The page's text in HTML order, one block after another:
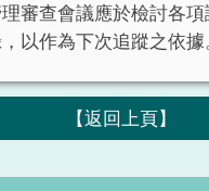
審查會議應於檢討各
以作為下次追蹤之依據
【返回上頁】